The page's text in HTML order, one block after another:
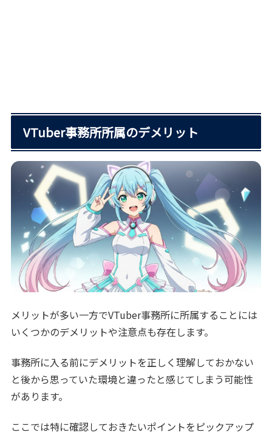
VTuber事務所所属のデメリット
メリットが多い一方でVTuber事務所に所属することには
いくつかのデメリットや注意点も存在します。
事務所に入る前にデメリットを正しく理解しておかない
と後から思っていた環境と違ったと感じてしまう可能性
があります。
ここでは特に確認しておきたいポイントをピックアップ